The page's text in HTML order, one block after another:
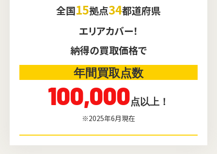
全国15拠点34都道府県
エリアカバー！
納得の買取価格で
年間買取点数
100,000点以上！
※2025年6月現在